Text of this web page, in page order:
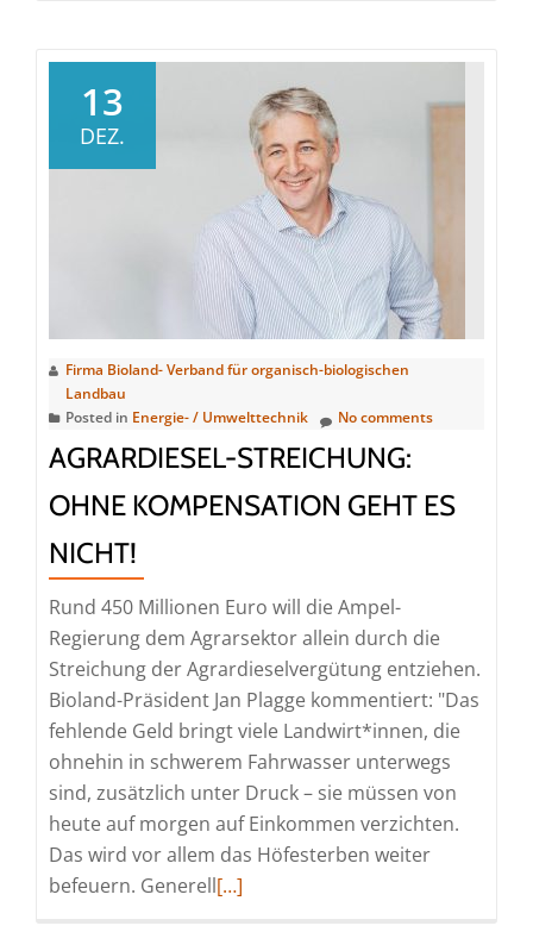
Agrar-
Vergünstigungen
bremsen
Trecker
und
Transformation
13
DEZ.
Firma Bioland- Verband für organisch-biologischen
Landbau
Posted in Energie- / Umwelttechnik No comments
AGRARDIESEL-STREICHUNG:
OHNE KOMPENSATION GEHT ES
NICHT!
Rund 450 Millionen Euro will die Ampel-
Regierung dem Agrarsektor allein durch die
Streichung der Agrardieselvergütung entziehen.
Bioland-Präsident Jan Plagge kommentiert: "Das
fehlende Geld bringt viele Landwirt*innen, die
ohnehin in schwerem Fahrwasser unterwegs
sind, zusätzlich unter Druck – sie müssen von
heute auf morgen auf Einkommen verzichten.
Das wird vor allem das Höfesterben weiter
befeuern. GenerellRead
[…]